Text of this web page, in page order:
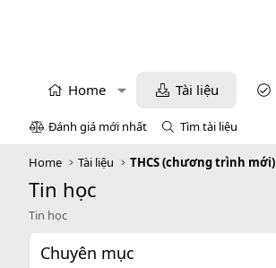
Home Tài liệu
Đánh giá mới nhất Tìm tài liệu
Home Tài liệu THCS (chương trình mới)
Tin học
Tin học
Chuyên mục